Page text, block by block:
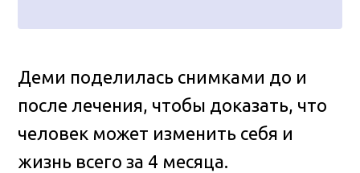
Деми поделилась снимками до и
после лечения, чтобы доказать, что
человек может изменить себя и
жизнь всего за 4 месяца.